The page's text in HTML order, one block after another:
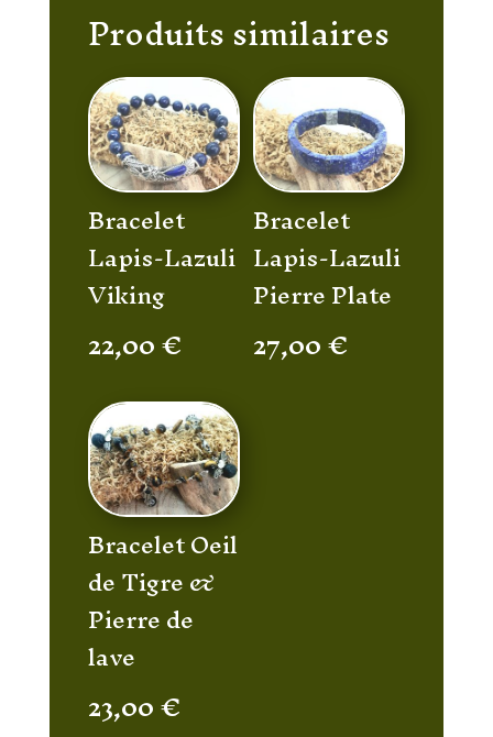
Produits similaires
Bracelet
Lapis-Lazuli
Viking
22,00€
Bracelet
Lapis-Lazuli
Pierre Plate
27,00€
Bracelet Oeil
de Tigre &
Pierre de
lave
23,00€